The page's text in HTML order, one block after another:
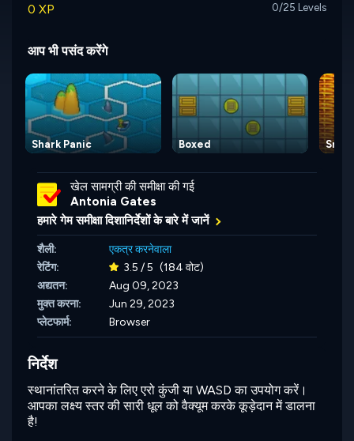
0 XP 0/25 Levels
आप भी पसंद करेंगे
Shark Panic Boxed
खेल सामग्री की समीक्षा की गई
Antonia Gates
हमारे गेम समीक्षा दिशानिर्देशों के बारे में जानें
शैली:
एकत्र करनेवाला
रेटिंग:
3.5 / 5 (184 वोट)
अद्यतन:
Aug 09, 2023
मुक्त करना:
Jun 29, 2023
प्लेटफार्म:
Browser
निर्देश
स्थानांतरित करने के लिए एरो कुंजी या WASD का उपयोग करें।
आपका लक्ष्य स्तर की सारी धूल को वैक्यूम करके कूड़ेदान में डालना
है!